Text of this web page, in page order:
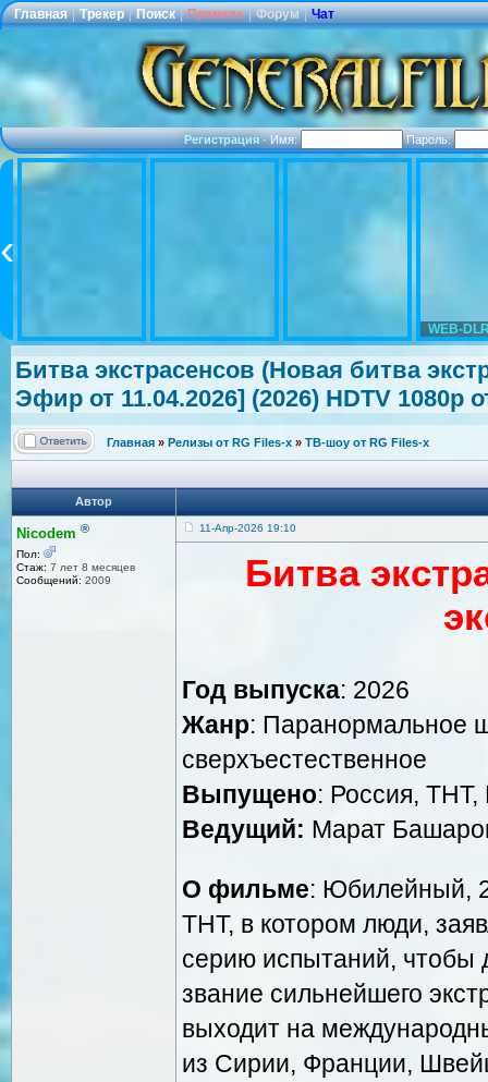
Главная | Трекер | Поиск | Правила | Форум | Чат
Регистрация·Имя: Пароль:
WEB-
Битва экстрасенсов (Новая битва
Эфир от 11.04.2026] (2026) HDTV 1080р
Главная » Релизы от RG Files-x » ТВ-шоу от RG Files-x
Автор
Nicodem ®
Пол:
Стаж: 7 лет 8 месяцев
Сообщений: 2009
11-Апр-2026 19:10
Битва
Год выпуска: 2026
Жанр: Паранормальное
сверхъестественное
Выпущено: Россия,
Ведущий: Марат
О фильме: Юбилейный,
ТНТ, в котором люди,
серию испытаний, чтобы
звание сильнейшего
выходит на
из Сирии, Франции,